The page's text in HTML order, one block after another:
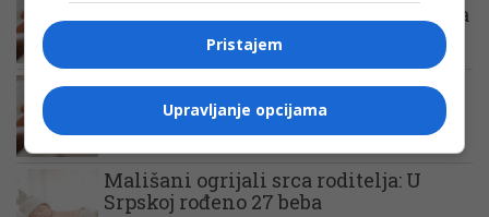
Pristajem
Upravljanje opcijama
porodilištima rođeno devet djevojčica
i šest dječaka
Lijepe vijesti iz Srpske: U
porodilištima za jedan dan rođene 32
bebe
Mališani ogrijali srca roditelja: U
Srpskoj rođeno 27 beba